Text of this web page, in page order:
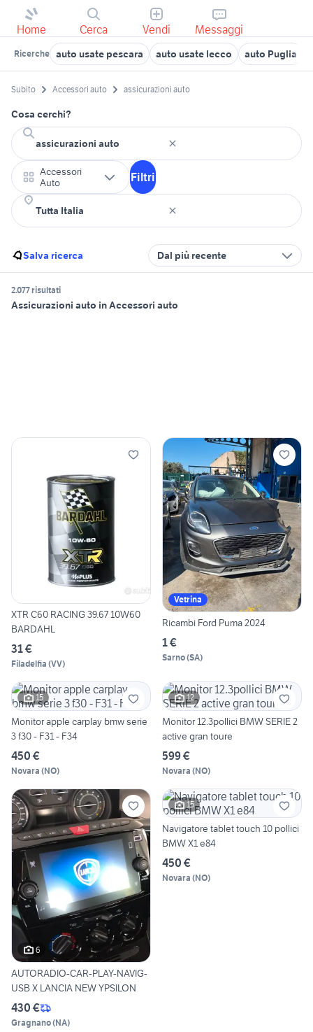
Home Cerca Vendi Messaggi
Ricerche auto usate pescara auto usate lecco auto Puglia
Subito Accessori auto assicurazioni auto
Cosa cerchi?
Accessori
Auto
Filtri
Salva ricerca Dal più recente
2.077 risultati
Assicurazioni auto in Accessori auto
XTR C60 RACING 39.67 10W60
BARDAHL
31 €
Filadelfia (VV)
Vetrina
Ricambi Ford Puma 2024
1 €
Sarno(SA)
15
Monitor apple carplay bmw serie
3 f30 - F31 - F34
450 €
Novara (NO)
12
Monitor 12.3pollici BMW SERIE 2
active gran toure
599 €
Novara (NO)
6
AUTORADIO-CAR-PLAY-NAVIG-
USB X LANCIA NEW YPSILON
430 €
Gragnano(NA)
15
Navigatore tablet touch 10 pollici
BMW X1 e84
450 €
Novara (NO)